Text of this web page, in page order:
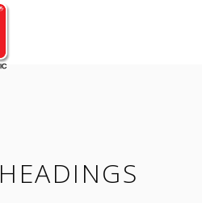
HEADINGS